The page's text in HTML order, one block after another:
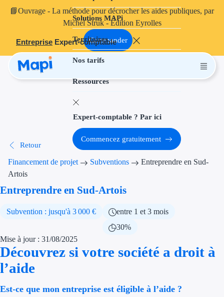
📘Ouvrage - La méthode pour décrocher les aides publiques, par
Michel Struk - Édition Eyrolles
Commander
Entreprise Expert-comptable
Solutions MAPi
Territoires
Nos tarifs
Ressources
Projets finançables
Aides à
Aides
Thématiques
Financement
Aides RSE
Expert-comptable ? Par ici
Commencez gratuitement
Retour
Financement de projet Subventions
Entreprendre en Sud-
Artois
Entreprendre en Sud-Artois
Subvention : jusqu'à 3 000 €
entre 1 et 3 mois
30%
Mise à jour : 31/08/2025
Découvrez si votre société a droit à
l’aide
Est-ce que mon entreprise est éligible à l’aide ?